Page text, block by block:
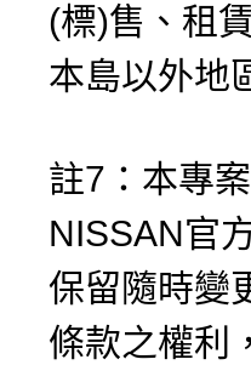
(標)售、租
本島以外地
註7：本專
NISSAN官
保留隨時變
條款之權利